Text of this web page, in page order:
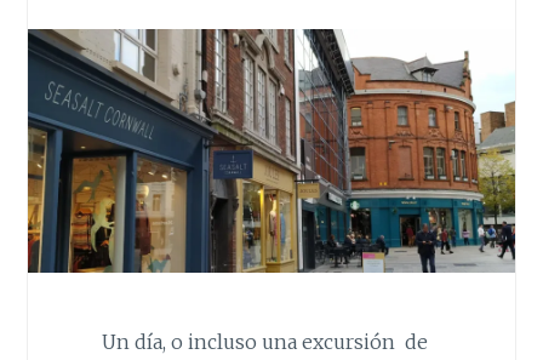
Un día, o incluso una excursión de